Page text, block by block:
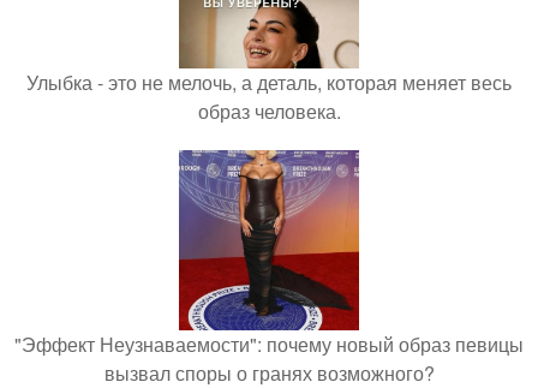
Улыбка - это не мелочь, а деталь, которая меняет весь
образ человека.
"Эффект Неузнаваемости": почему новый образ певицы
вызвал споры о гранях возможного?